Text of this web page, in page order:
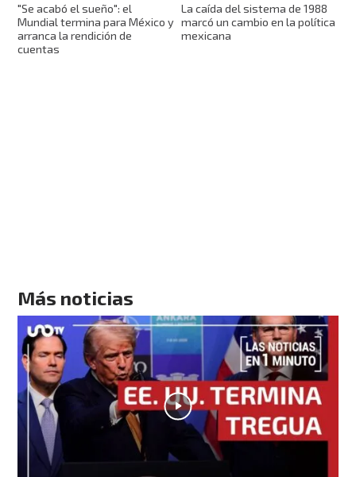
"Se acabó el sueño": el
Mundial termina para México y
arranca la rendición de
cuentas
La caída del sistema de 1988
marcó un cambio en la política
mexicana
Más noticias